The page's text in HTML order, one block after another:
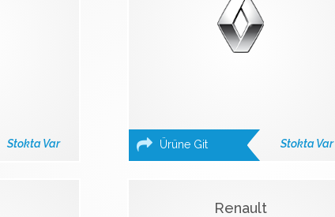
Stokta Var Ürüne Git Stokta Var
Renault